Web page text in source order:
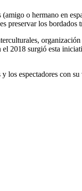
o hermano en
preservar los bordados
2018 surgió esta
los espectadores con